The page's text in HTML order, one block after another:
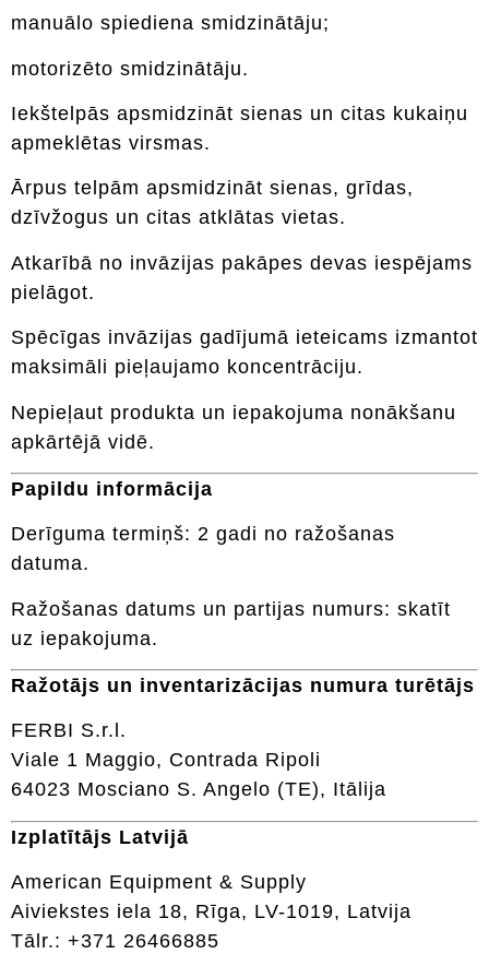
manuālo spiediena smidzinātāju;
motorizēto smidzinātāju.
Iekštelpās apsmidzināt sienas un citas kukaiņu
apmeklētas virsmas.
Ārpus telpām apsmidzināt sienas, grīdas,
dzīvžogus un citas atklātas vietas.
Atkarībā no invāzijas pakāpes devas iespējams
pielāgot.
Spēcīgas invāzijas gadījumā ieteicams izmantot
maksimāli pieļaujamo koncentrāciju.
Nepieļaut produkta un iepakojuma nonākšanu
apkārtējā vidē.
Papildu informācija
Derīguma termiņš: 2 gadi no ražošanas
datuma.
Ražošanas datums un partijas numurs: skatīt
uz iepakojuma.
Ražotājs un inventarizācijas numura turētājs
FERBI S.r.l.
Viale 1 Maggio, Contrada Ripoli
64023 Mosciano S. Angelo (TE), Itālija
Izplatītājs Latvijā
American Equipment & Supply
Aiviekstes iela 18, Rīga, LV-1019, Latvija
Tālr.: +371 26466885